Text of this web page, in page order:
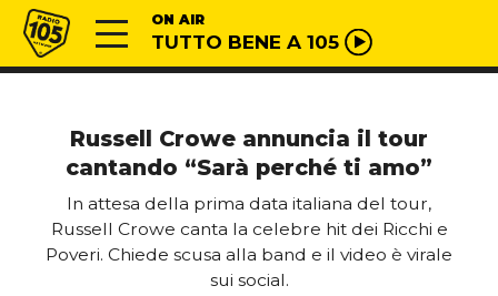
Vai al contenuto
Radio 105 ON AIR
TUTTO BENE A 105
Russell Crowe annuncia il tour
cantando “Sarà perché ti amo”
In attesa della prima data italiana del tour,
Russell Crowe canta la celebre hit dei Ricchi e
Poveri. Chiede scusa alla band e il video è virale
sui social.